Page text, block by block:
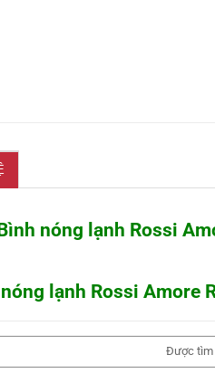
nóng lạnh Rossi
lạnh Rossi Amore
Được tìm